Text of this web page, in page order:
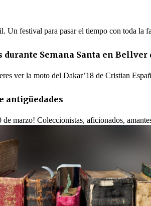
Un festival para pasar el tiempo con toda la
durante Semana Santa en Bellver
ver la moto del Dakar’18 de Cristian
antigüedades
de marzo! Coleccionistas, aficionados,